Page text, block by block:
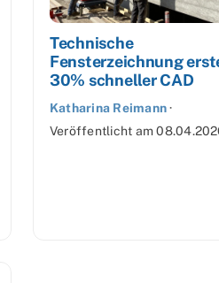
Technische
Fensterzeichnung
30% schneller CAD
Katharina Reimann·
Veröffentlicht am